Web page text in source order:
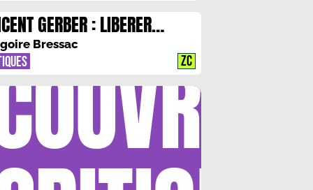
GERBER : LIBERER
AVEC LA SCIENCE-
Bressac
ZC